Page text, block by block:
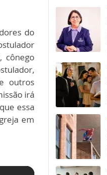
do
cônego
outros
irá
essa
em